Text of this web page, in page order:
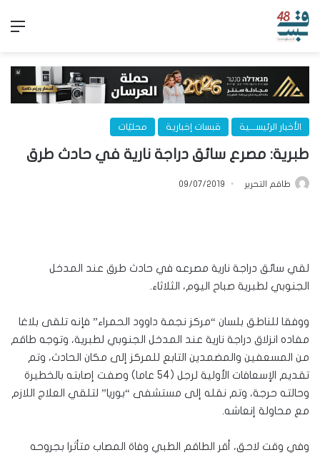
الأخبار الرئيســـية قبسات إخبارية محليّات
طبرية: مصرع سائق دراجة نارية في حادث طرق
طاقم التحرير 09/07/2019
لقي سائق دراجة نارية مصرعه في حادث طرق عند المدخل
الجنوبي لطبرية صباح اليوم، الثلاثاء.
ووفقا للناطق بلسان “مركز نجمة داوود الحمراء” فإنه تلقى بلاغا
مفاده انزلاق دراجة نارية عند المدخل الجنوبي لطبرية، وتوجه طاقم
من المسعفين والمضمدين التابع للمركز إلى مكان الحادث، وتم
تقديم الإسعافات الأولية لرجل (54 عاما) وصفت إصابته بالخطيرة
وحالته حرجة، وتم نقله إلى مستشفى “بوريا” لتلقي العلاج اللازم
مع محاولة إنعاشه.
وفي وقت لاحق، أقر الطاقم الطبي وفاة المصاب متأثرا بجروحه